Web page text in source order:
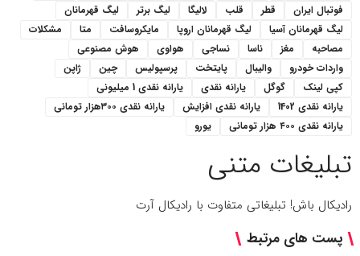
فوتبال ایران
قطر قلب لالیگا لیگ برتر
لیگ قهرمانان
لیگ قهرمانان آسیا
لیگ قهرمانان اروپا مایکروسافت متا
مشکلات
مصاحبه
مغز ناسا نساجی هواوی
هوش مصنوعی
واردات خودرو
والیبال پایتخت پرسپولیس چین
ژاپن
کپی لینک
گوگل یارانه نقدی
یارانه نقدی 1 میلیونی
یارانه نقدی 1402
یارانه نقدی افزایش
یارانه نقدی ۳۰۰هزار تومانی
یارانه نقدی ۴۰۰ هزار تومانی
یورو
تبلیغات متنی
رادیکال باش! تبلیغاتی متفاوت با رادیکال آرت
پست های مرتبط